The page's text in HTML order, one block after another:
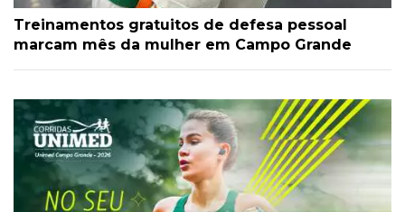
Treinamentos gratuitos de defesa pessoal
marcam mês da mulher em Campo Grande